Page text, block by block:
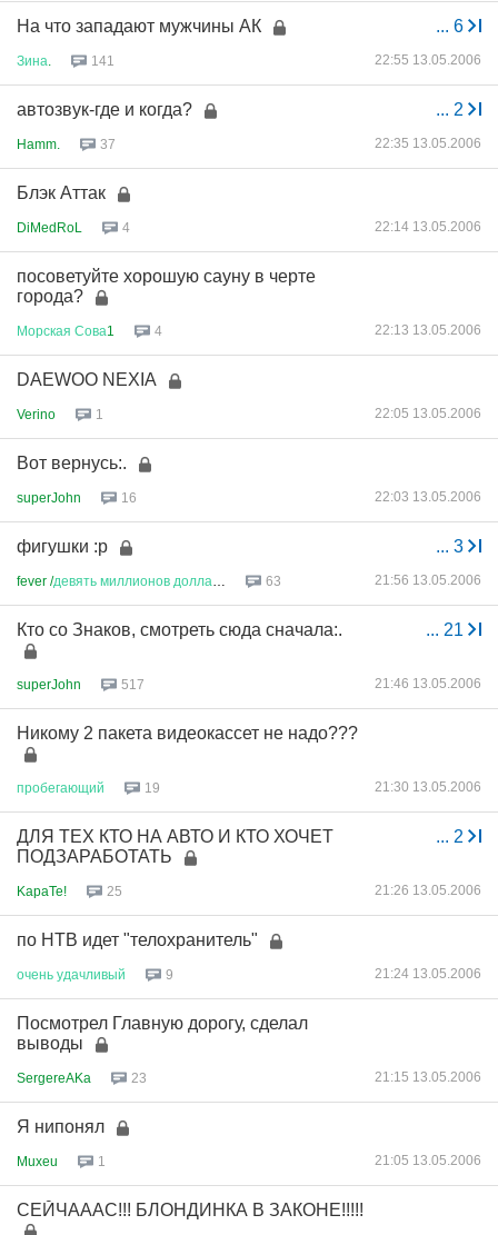
... 6
На что западают мужчины АК
Зина 141 22:55 13.05.2006
... 2
автозвук-где и когда?
Hamm. 37 22:35 13.05.2006
Блэк Аттак
DiMedRoL 4 22:14 13.05.2006
посоветуйте хорошую сауну в черте
города?
Морская Сова1 4 22:13 13.05.2006
DAEWOO NEXIA
Verino 1 22:05 13.05.2006
Вот вернусь:.
superJohn 16 22:03 13.05.2006
... 3
фигушки :p
fever /девять миллионов доллар 63 21:56 13.05.2006
... 21
Кто со Знаков, смотреть сюда сначала:.
superJohn 517 21:46 13.05.2006
Никому 2 пакета видеокассет не надо???
пробегающий 19 21:30 13.05.2006
... 2
ДЛЯ ТЕХ КТО НА АВТО И КТО ХОЧЕТ
ПОДЗАРАБОТАТЬ
KapaTe! 25 21:26 13.05.2006
по НТВ идет "телохранитель"
очень удачливый 9 21:24 13.05.2006
Посмотрел Главную дорогу, сделал
выводы
SergereAKa 23 21:15 13.05.2006
Я нипонял
Muxeu 1 21:05 13.05.2006
СЕЙЧАААС!!! БЛОНДИНКА В ЗАКОНЕ!!!!!